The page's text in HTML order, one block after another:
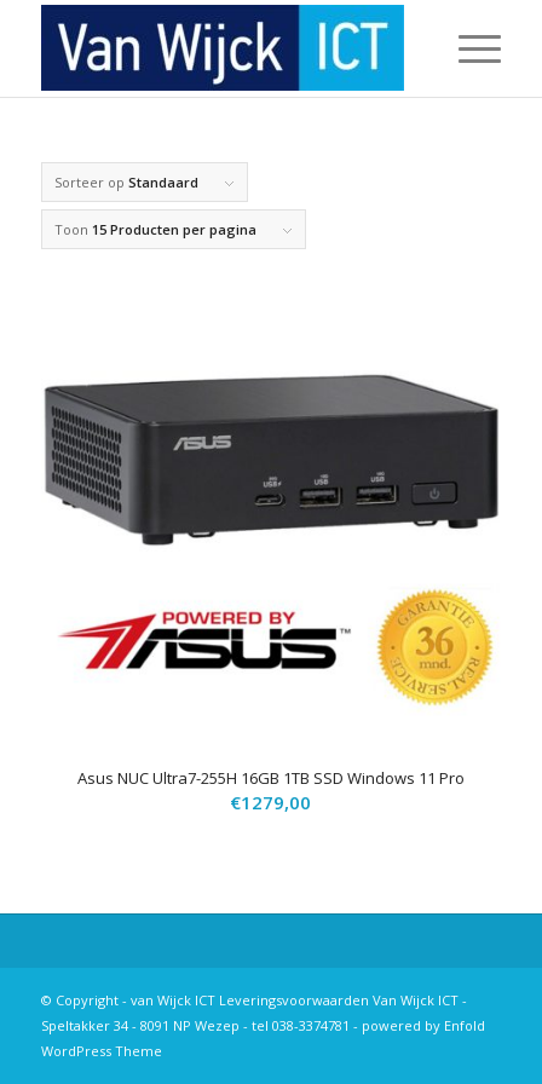
Sorteer op Standaard
Toon 15 Producten per pagina
Asus NUC Ultra7-255H 16GB 1TB SSD Windows 11 Pro
€1279,00
© Copyright - van Wijck ICT Leveringsvoorwaarden Van Wijck ICT -
Speltakker 34 - 8091 NP Wezep - tel 038-3374781 - powered by Enfold
WordPress Theme